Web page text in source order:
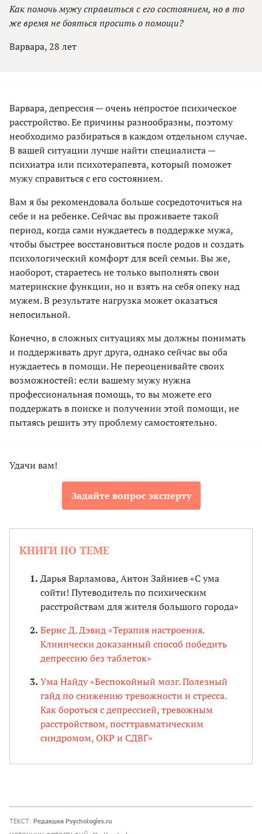
Как помочь мужу справиться с его состоянием, но в то
же время не бояться просить о помощи?
Варвара, 28 лет
Варвара, депрессия — очень непростое психическое
расстройство. Ее причины разнообразны, поэтому
необходимо разбираться в каждом отдельном случае.
В вашей ситуации лучше найти специалиста —
психиатра или психотерапевта, который поможет
мужу справиться с его состоянием.
Вам я бы рекомендовала больше сосредоточиться на
себе и на ребенке. Сейчас вы проживаете такой
период, когда сами нуждаетесь в поддержке мужа,
чтобы быстрее восстановиться после родов и создать
психологический комфорт для всей семьи. Вы же,
наоборот, стараетесь не только выполнять свои
материнские функции, но и взять на себя опеку над
мужем. В результате нагрузка может оказаться
непосильной.
Конечно, в сложных ситуациях мы должны понимать
и поддерживать друг друга, однако сейчас вы оба
нуждаетесь в помощи. Не переоценивайте своих
возможностей: если вашему мужу нужна
профессиональная помощь, то вы можете его
поддержать в поиске и получении этой помощи, не
пытаясь решить эту проблему самостоятельно.
Удачи вам!
Задайте вопрос эксперту
КНИГИ ПО ТЕМЕ
Дарья Варламова, Антон Зайниев «С ума
сойти! Путеводитель по психическим
расстройствам для жителя большого города»
Бернс Д. Дэвид «Терапия настроения.
Клинически доказанный способ победить
депрессию без таблеток»
Ума Найду «Беспокойный мозг. Полезный
гайд по снижению тревожности и стресса.
Как бороться с депрессией, тревожным
расстройством, посттравматическим
синдромом, ОКР и СДВГ»
ТЕКСТ: Редакция Psychologies.ru